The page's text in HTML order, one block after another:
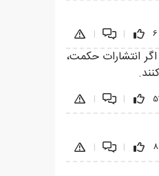
6
|
|
انتشارات حکمت،
|
|
8
|
|